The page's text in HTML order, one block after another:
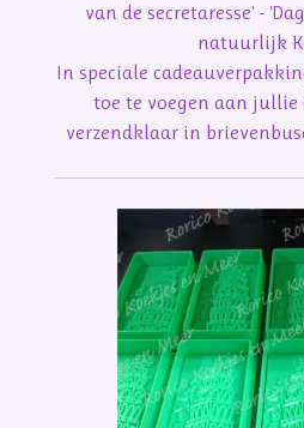
van de secretaresse' -
natuurlijk
In speciale
toe te voegen aan jullie
verzendklaar in